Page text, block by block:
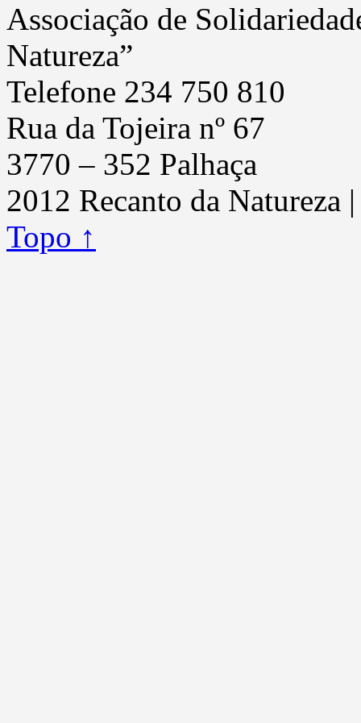
Associação de
Natureza”
Telefone 234 750 810
Rua da Tojeira nº 67
3770 – 352 Palhaça
2012 Recanto da Natureza
Topo ↑